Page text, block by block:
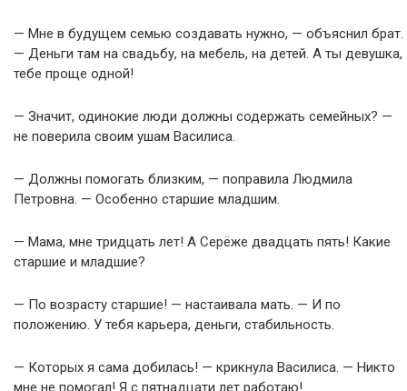
— Мне в будущем семью создавать нужно, — объяснил брат.
— Деньги там на свадьбу, на мебель, на детей. А ты девушка,
тебе проще одной!
— Значит, одинокие люди должны содержать семейных? —
не поверила своим ушам Василиса.
— Должны помогать близким, — поправила Людмила
Петровна. — Особенно старшие младшим.
— Мама, мне тридцать лет! А Серёже двадцать пять! Какие
старшие и младшие?
— По возрасту старшие! — настаивала мать. — И по
положению. У тебя карьера, деньги, стабильность.
— Которых я сама добилась! — крикнула Василиса. — Никто
мне не помогал! Я с пятнадцати лет работаю!